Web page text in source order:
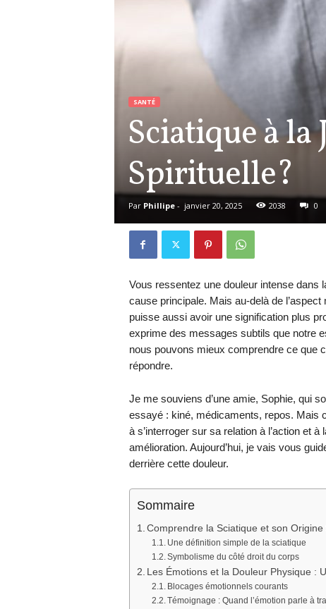
SANTÉ
Sciatique à
Spirituelle?
Par Phillipe- janvier 20, 2025 2038 0
Vous ressentez une douleur intense dans
cause principale. Mais au-delà de
puisse aussi avoir une signification plus
exprime des messages subtils que notre
nous pouvons mieux comprendre ce que
répondre.
Je me souviens d’une amie, Sophie, qui
essayé : kiné, médicaments, repos. Mais
à s’interroger sur sa relation à l’action et
amélioration. Aujourd’hui, je vais vous
derrière cette douleur.
Sommaire
Comprendre la Sciatique et son Origine
Une définition simple de la sciatique
Symbolisme du côté droit du corps
Les Émotions et la Douleur Physique :
Blocages émotionnels courants
Témoignage : Quand l’émotion parle à